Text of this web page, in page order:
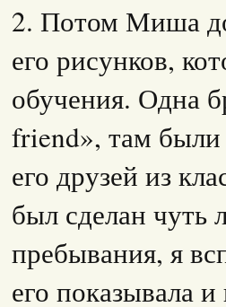
2. Потом Миша
его рисунков,
обучения. Одна
friend», там
его друзей из
был сделан чуть
пребывания, я
его показывала